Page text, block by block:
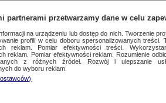
partnerami przetwarzamy dane w celu
na urządzeniu lub dostęp do nich. Tworzenie
profili w celu doboru spersonalizowanych treści.
reklam. Pomiar efektywności treści.
reklam. Pomiar efektywności reklam. Rozumienie
z różnych źródeł. Rozwój i ulepszanie
do wyboru reklam.